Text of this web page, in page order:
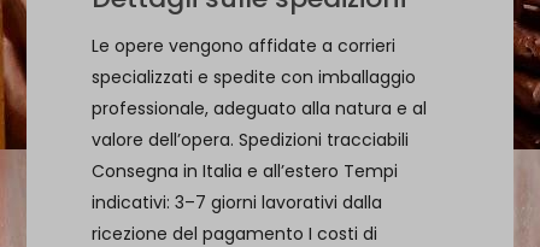
Le opere vengono affidate a corrieri
specializzati e spedite con imballaggio
professionale, adeguato alla natura e al
valore dell’opera. Spedizioni tracciabili
Consegna in Italia e all’estero Tempi
indicativi: 3–7 giorni lavorativi dalla
ricezione del pagamento I costi di